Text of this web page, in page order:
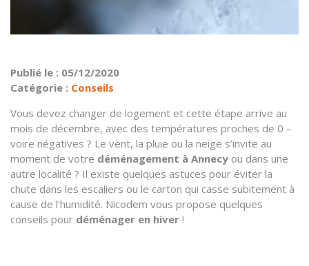
Publié le : 05/12/2020
Catégorie : Conseils
Vous devez changer de logement et cette étape arrive au
mois de décembre, avec des températures proches de 0 –
voire négatives ? Le vent, la pluie ou la neige s’invite au
moment de votre déménagement à Annecy ou dans une
autre localité ? Il existe quelques astuces pour éviter la
chute dans les escaliers ou le carton qui casse subitement à
cause de l’humidité. Nicodem vous propose quelques
conseils pour déménager en hiver !